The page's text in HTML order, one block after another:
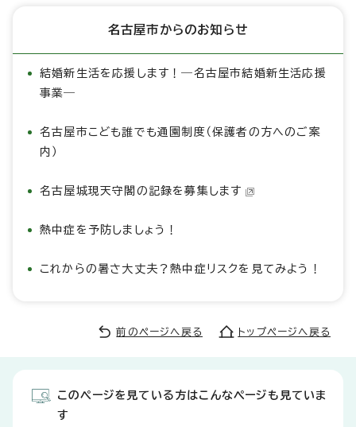
名古屋市からのお知らせ
結婚新生活を応援します！―名古屋市結婚新生活応援
事業―
名古屋市こども誰でも通園制度（保護者の方へのご案
内）
名古屋城現天守閣の記録を募集します
熱中症を予防しましょう！
これからの暑さ大丈夫？熱中症リスクを見てみよう！
前のページへ戻る トップページへ戻る
このページを見ている方はこんなページも見ていま
す